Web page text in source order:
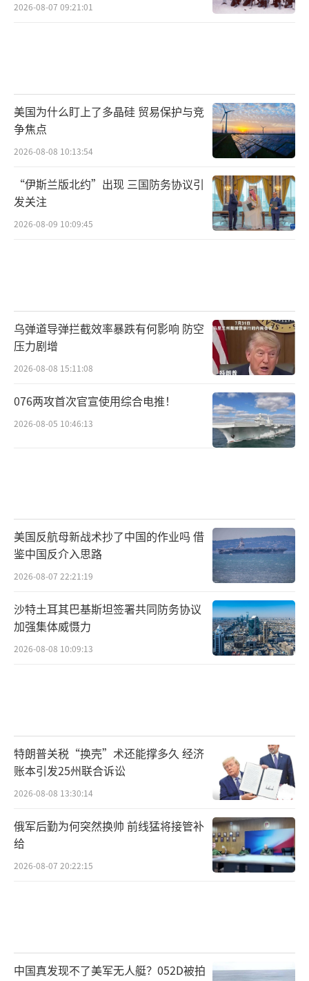
2026-08-07 09:21:01
美国为什么盯上了多晶硅 贸易保护与竞
争焦点
2026-08-08 10:13:54
“伊斯兰版北约”出现 三国防务协议引
发关注
2026-08-09 10:09:45
乌弹道导弹拦截效率暴跌有何影响 防空
压力剧增
2026-08-08 15:11:08
076两攻首次官宣使用综合电推！
2026-08-05 10:46:13
美国反航母新战术抄了中国的作业吗 借
鉴中国反介入思路
2026-08-07 22:21:19
沙特土耳其巴基斯坦签署共同防务协议
加强集体威慑力
2026-08-08 10:09:13
特朗普关税“换壳”术还能撑多久 经济
账本引发25州联合诉讼
2026-08-08 13:30:14
俄军后勤为何突然换帅 前线猛将接管补
给
2026-08-07 20:22:15
中国真发现不了美军无人艇？052D被拍